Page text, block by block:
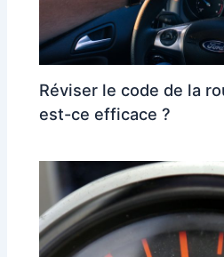
Réviser le code de la
est-ce efficace ?